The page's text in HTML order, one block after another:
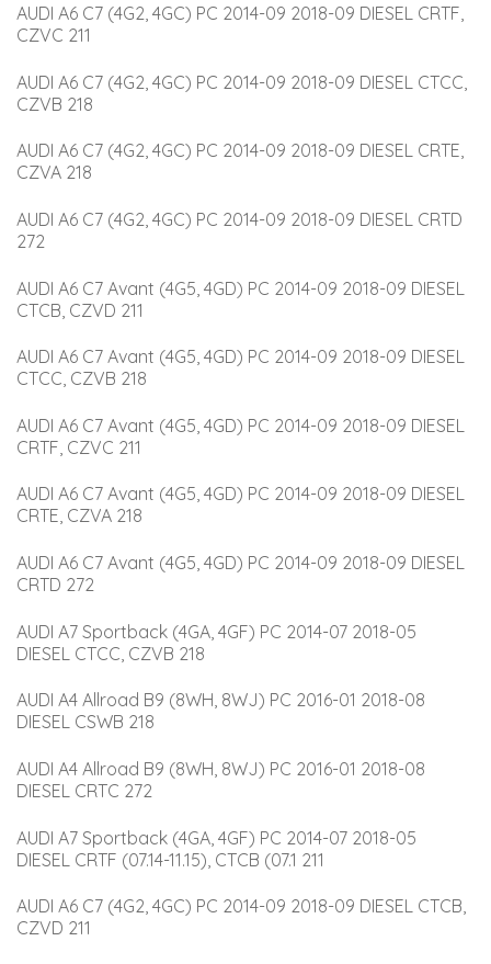
AUDI A6 C7 (4G2, 4GC) PC 2014-09 2018-09 DIESEL CRTF,
CZVC 211
AUDI A6 C7 (4G2, 4GC) PC 2014-09 2018-09 DIESEL CTCC,
CZVB 218
AUDI A6 C7 (4G2, 4GC) PC 2014-09 2018-09 DIESEL CRTE,
CZVA 218
AUDI A6 C7 (4G2, 4GC) PC 2014-09 2018-09 DIESEL CRTD
272
AUDI A6 C7 Avant (4G5, 4GD) PC 2014-09 2018-09 DIESEL
CTCB, CZVD 211
AUDI A6 C7 Avant (4G5, 4GD) PC 2014-09 2018-09 DIESEL
CTCC, CZVB 218
AUDI A6 C7 Avant (4G5, 4GD) PC 2014-09 2018-09 DIESEL
CRTF, CZVC 211
AUDI A6 C7 Avant (4G5, 4GD) PC 2014-09 2018-09 DIESEL
CRTE, CZVA 218
AUDI A6 C7 Avant (4G5, 4GD) PC 2014-09 2018-09 DIESEL
CRTD 272
AUDI A7 Sportback (4GA, 4GF) PC 2014-07 2018-05
DIESEL CTCC, CZVB 218
AUDI A4 Allroad B9 (8WH, 8WJ) PC 2016-01 2018-08
DIESEL CSWB 218
AUDI A4 Allroad B9 (8WH, 8WJ) PC 2016-01 2018-08
DIESEL CRTC 272
AUDI A7 Sportback (4GA, 4GF) PC 2014-07 2018-05
DIESEL CRTF (07.14-11.15), CTCB (07.1 211
AUDI A6 C7 (4G2, 4GC) PC 2014-09 2018-09 DIESEL CTCB,
CZVD 211